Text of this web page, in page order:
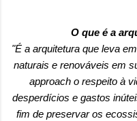
e LBT, os índices
sensação isolada. Se
O que é a
"É a arquitetura que leva
naturais e renováveis em
approach o respeito à
desperdícios e gastos
fim de preservar os